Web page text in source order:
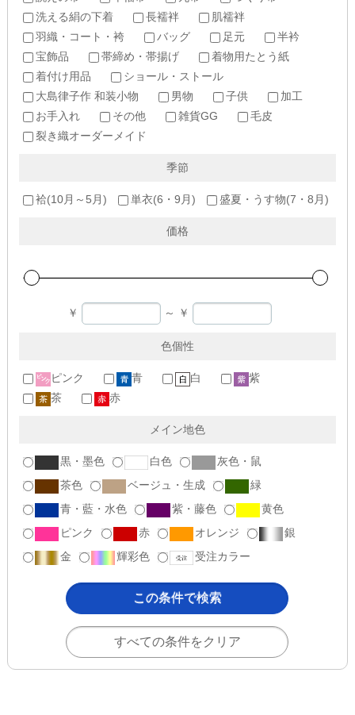
洗える絹の下着
長襦袢
肌襦袢
羽織・コート・袴
バッグ 足元
半衿
宝飾品
帯締め・帯揚げ
着物用たとう紙
着付け用品
ショール・ストール
大島律子作 和装小物
男物 子供
加工
お手入れ
その他 雑貨GG
毛皮
裂き織オーダーメイド
季節
袷(10月～5月) 単衣(6・9月) 盛夏・うす物(7・8月)
価格
￥ ～ ￥
色個性
ピンク 青 白
紫
茶
赤
メイン地色
黒・墨色 白色
灰色・鼠
茶色
ベージュ・生成
緑
青・藍・水色
紫・藤色
黄色
ピンク
赤 オレンジ
銀
金
輝彩色 受注カラー